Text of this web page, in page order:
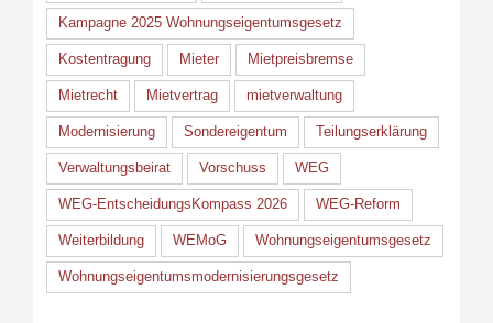
Kampagne 2025 Wohnungseigentumsgesetz
Kostentragung Mieter Mietpreisbremse
Mietrecht Mietvertrag mietverwaltung
Modernisierung Sondereigentum Teilungserklärung
Verwaltungsbeirat Vorschuss WEG
WEG-EntscheidungsKompass 2026 WEG-Reform
Weiterbildung WEMoG Wohnungseigentumsgesetz
Wohnungseigentumsmodernisierungsgesetz